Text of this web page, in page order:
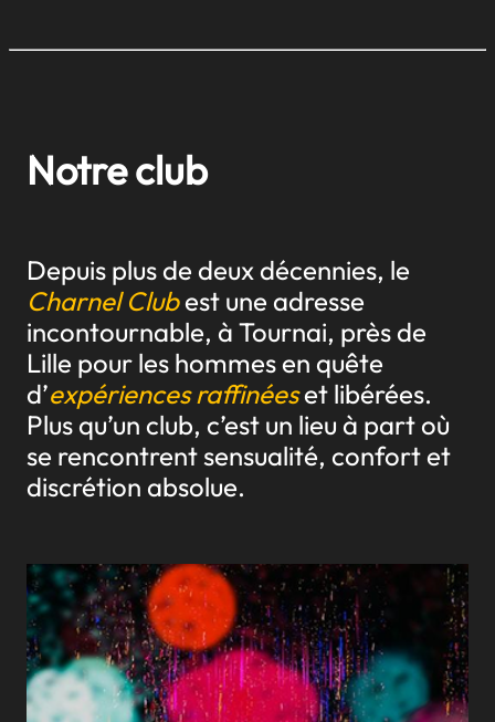
Notre club
Depuis plus de deux décennies, le
Charnel Clubest une adresse
incontournable, à Tournai, près de
Lille pour les hommes en quête
d’expériences raffinéeset libérées.
Plus qu’un club, c’est un lieu à part où
se rencontrent sensualité, confort et
discrétion absolue.